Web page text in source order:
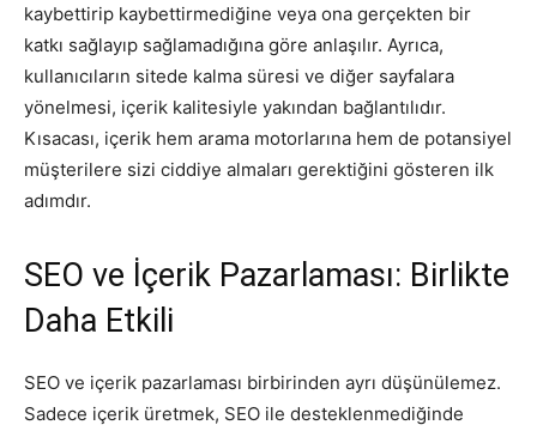
kaybettirip kaybettirmediğine veya ona gerçekten bir
katkı sağlayıp sağlamadığına göre anlaşılır. Ayrıca,
kullanıcıların sitede kalma süresi ve diğer sayfalara
yönelmesi, içerik kalitesiyle yakından bağlantılıdır.
Kısacası, içerik hem arama motorlarına hem de potansiyel
müşterilere sizi ciddiye almaları gerektiğini gösteren ilk
adımdır.
SEO ve İçerik Pazarlaması: Birlikte
Daha Etkili
SEO ve içerik pazarlaması birbirinden ayrı düşünülemez.
Sadece içerik üretmek, SEO ile desteklenmediğinde